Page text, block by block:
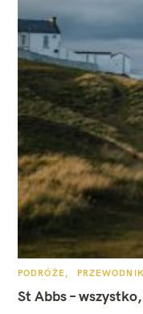
K
T
E
PODRÓŻE
St Abbs –